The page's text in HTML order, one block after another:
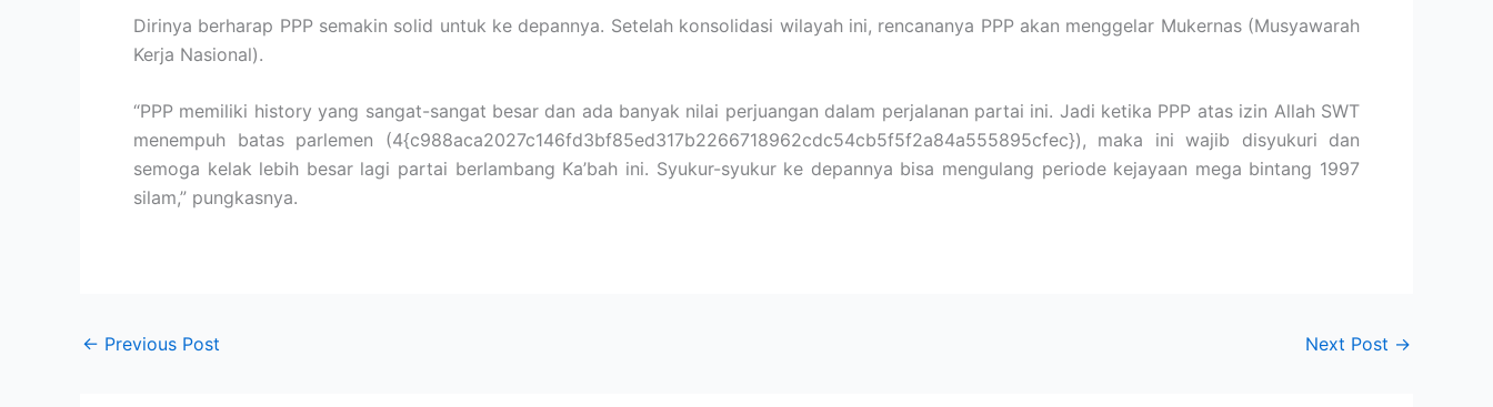
Dirinya berharap PPP semakin solid untuk ke depannya. Setelah konsolidasi wilayah ini, rencananya PPP akan menggelar Mukernas (Musyawarah
Kerja Nasional).
“PPP memiliki history yang sangat-sangat besar dan ada banyak nilai perjuangan dalam perjalanan partai ini. Jadi ketika PPP atas izin Allah SWT
menempuh batas parlemen (4{c988aca2027c146fd3bf85ed317b2266718962cdc54cb5f5f2a84a555895cfec}), maka ini wajib disyukuri dan
semoga kelak lebih besar lagi partai berlambang Ka’bah ini. Syukur-syukur ke depannya bisa mengulang periode kejayaan mega bintang 1997
silam,” pungkasnya.
← Previous Post Next Post →